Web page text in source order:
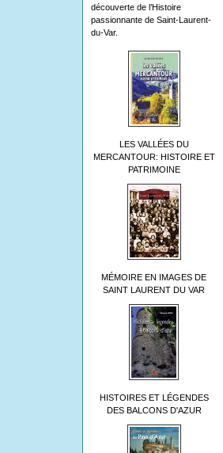
découverte de l’Histoire
passionnante de Saint-Laurent-
du-Var.
LES VALLÉES DU
MERCANTOUR: HISTOIRE ET
PATRIMOINE
MÉMOIRE EN IMAGES DE
SAINT LAURENT DU VAR
HISTOIRES ET LÉGENDES
DES BALCONS D'AZUR